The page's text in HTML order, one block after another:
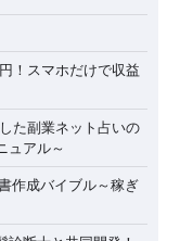
！スマホだけで収益
た副業ネット占いの
ュアル～
作成バイブル～稼ぎ